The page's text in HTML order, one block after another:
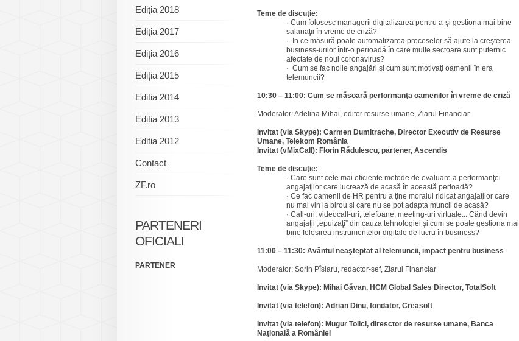
Ediţia 2018
Ediţia 2017
Ediţia 2016
Ediţia 2015
Editia 2014
Editia 2013
Editia 2012
Contact
ZF.ro
PARTENERI
OFICIALI
PARTENER
Teme de discuţie:
· Cum folosesc managerii digitalizarea pentru a-şi gestiona mai bine
salariaţii în vreme de criză?
· In ce măsură poate automatizarea proceselor să ajute la creşterea
business-urilor într-o perioadă în care multe sectoare sunt puternic
afectate de noul coronavirus?
· Cum se fac noile angajări şi cum sunt motivaţi oamenii în era
telemuncii?
10:30 – 11:00: Cum se măsoară performanţa oamenilor în vreme de criză
Moderator: Adelina Mihai, editor resurse umane, Ziarul Financiar
Invitat (via Skype): Carmen Dumitrache, Director Executiv de Resurse
Umane, Telekom România
Invitat (vMixCall): Florin Rădulescu, partener, Ascendis
Teme de discuţie:
· Care sunt cele mai eficiente metode de evaluare a performanţei
angajaţilor care lucrează de acasă în această perioadă?
· Ce fac oamenii de HR pentru a ţine moralul ridicat angajaţilor care
nu mai vin la birou şi care nu se pot adapta muncii de acasă?
· Call-uri, videocall-uri, telefoane, meeting-uri virtuale... Când devin
angajaţii „epuizaţi” din cauza tehnologiei şi cum se poate gestiona mai
bine folosirea instrumentelor digitale de lucru în business?
11:00 – 11:30: Avântul neaşteptat al telemuncii, impact pentru business
Moderator: Sorin Pîslaru, redactor-şef, Ziarul Financiar
Invitat (via Skype): Mihai Găvan, HCM Global Sales Director, TotalSoft
Invitat (via telefon): Adrian Dinu, fondator, Creasoft
Invitat (via telefon): Mugur Tolici, diresctor de resurse umane, Banca
Naţională a României